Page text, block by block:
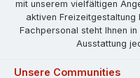
mit unserem vielfältigen
aktiven Freizeitgestaltung
Fachpersonal steht Ihnen
Ausstattung
Unsere Communities